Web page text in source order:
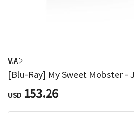
V.A
[Blu-Ray] My Sweet Mobster -
USD 153.26